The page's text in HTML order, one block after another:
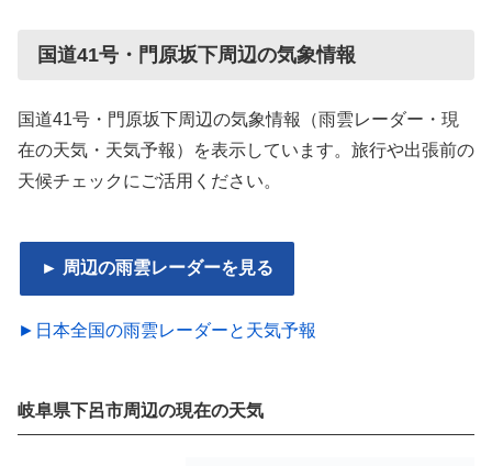
国道41号・門原坂下周辺の気象情報
国道41号・門原坂下周辺の気象情報（雨雲レーダー・現
在の天気・天気予報）を表示しています。旅行や出張前の
天候チェックにご活用ください。
► 周辺の雨雲レーダーを見る
►日本全国の雨雲レーダーと天気予報
岐阜県下呂市周辺の現在の天気